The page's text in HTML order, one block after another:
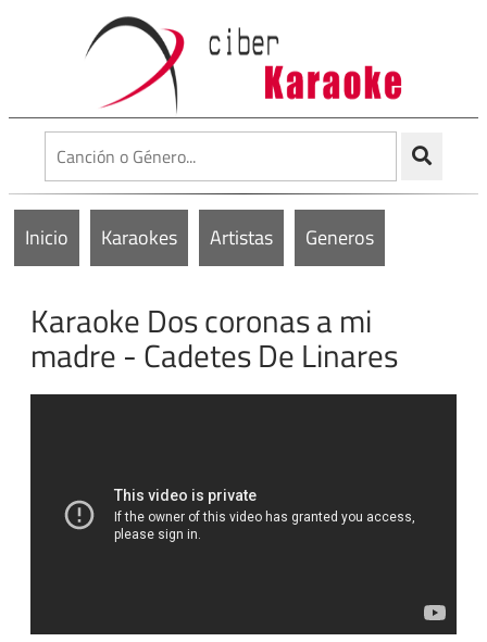
Inicio Karaokes Artistas Generos
Karaoke Dos coronas a mi
madre - Cadetes De Linares